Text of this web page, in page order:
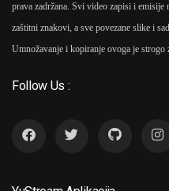
prava zadržana. Svi video zapisi i
zaštitni znakovi, a sve povezane slike i
Umnožavanje i kopiranje ovoga je strogo
Follow Us :